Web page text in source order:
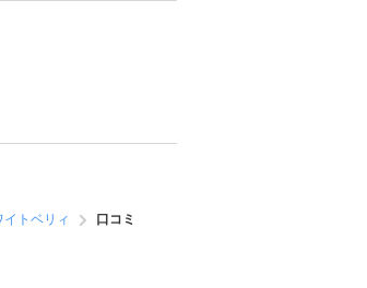
イトベリィ
口コミ